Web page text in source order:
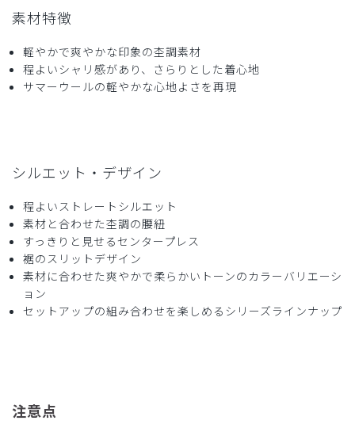
素材特徴
軽やかで爽やかな印象の杢調素材
程よいシャリ感があり、さらりとした着心地
サマーウールの軽やかな心地よさを再現
シルエット・デザイン
程よいストレートシルエット
素材と合わせた杢調の腰紐
すっきりと見せるセンタープレス
裾のスリットデザイン
素材に合わせた爽やかで柔らかいトーンのカラーバリエーシ
ョン
セットアップの組み合わせを楽しめるシリーズラインナップ
注意点